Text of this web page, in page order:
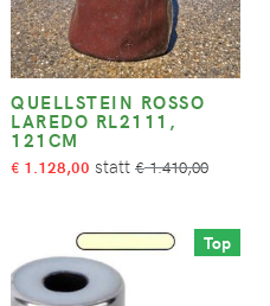
QUELLSTEIN ROSSO
LAREDO RL2111,
121CM
€ 1.128,00 €1.410,00
Top